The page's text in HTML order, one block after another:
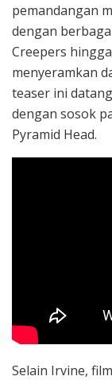
pemandangan
dengan
Creepers
menyeramkan
teaser ini
dengan sosok
Pyramid Head.
Selain Irvine,